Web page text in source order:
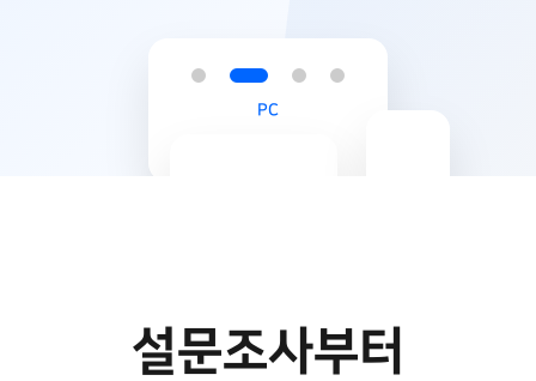
PC
설문조사부터